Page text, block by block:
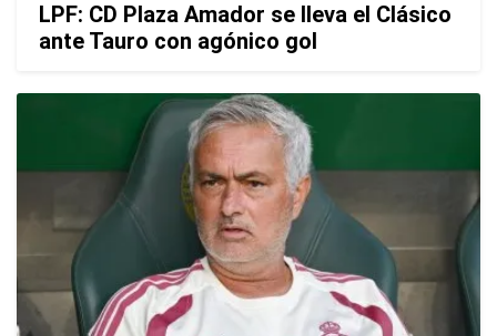
LPF: CD Plaza Amador se lleva el Clásico
ante Tauro con agónico gol